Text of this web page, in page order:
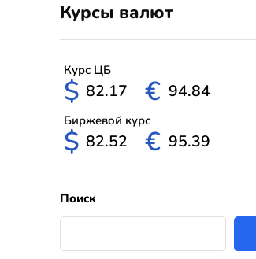
Курсы валют
Курс ЦБ
$ 82.17 € 94.84
Биржевой курс
$ 82.52 € 95.39
Поиск